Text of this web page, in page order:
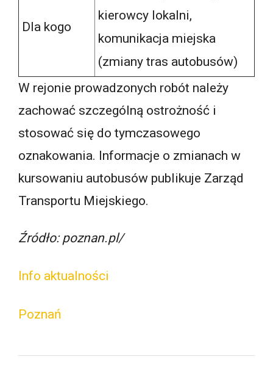
Dla kogo
kierowcy lokalni,
komunikacja miejska
(zmiany tras autobusów)
W rejonie prowadzonych robót należy
zachować szczególną ostrożność i
stosować się do tymczasowego
oznakowania. Informacje o zmianach w
kursowaniu autobusów publikuje Zarząd
Transportu Miejskiego.
Źródło: poznan.pl/
Info aktualności
Poznań